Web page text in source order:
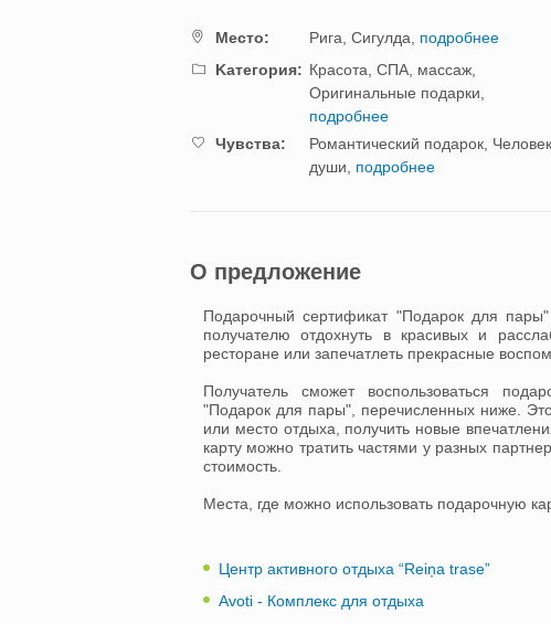
Mестo: Рига, Сигулда,
подробнее
Kатегория: Красота, СПА, массаж,
Оригинальные подарки,
подробнее
Чувства:
Романтический подарок, Человек
души,
подробнее
О предложение
Подарочный сертификат "Подарок для
получателю отдохнуть в красивых и
ресторане или запечатлеть прекрасные
Получатель сможет воспользоваться
"Подарок для пары", перечисленных ниже.
или место отдыха, получить новые
карту можно тратить частями у разных
стоимость.
Места, где можно использовать подарочную
Центр активного отдыха “Reiņa trase”
Avoti - Комплекс для отдыха